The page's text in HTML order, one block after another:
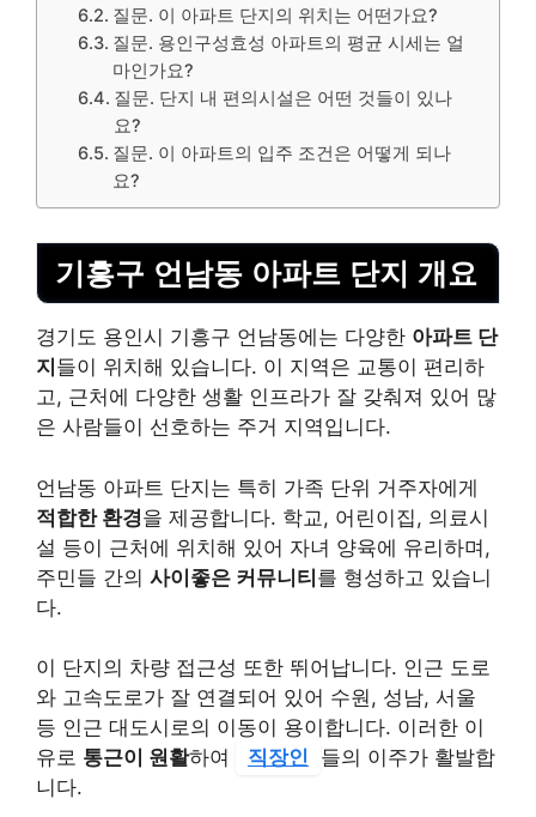
질문. 이 아파트 단지의 위치는 어떤가요?
질문. 용인구성효성 아파트의 평균 시세는 얼
마인가요?
질문. 단지 내 편의시설은 어떤 것들이 있나
요?
질문. 이 아파트의 입주 조건은 어떻게 되나
요?
기흥구 언남동 아파트 단지 개요
경기도 용인시 기흥구 언남동에는 다양한 아파트 단
지 들이 위치해 있습니다. 이 지역은 교통이 편리하
고, 근처에 다양한 생활 인프라가 잘 갖춰져 있어 많
은 사람들이 선호하는 주거 지역입니다.
언남동 아파트 단지는 특히 가족 단위 거주자에게
적합한 환경을 제공합니다. 학교, 어린이집, 의료시
설 등이 근처에 위치해 있어 자녀 양육에 유리하며,
주민들 간의 사이좋은 커뮤니티를 형성하고 있습니
다.
이 단지의 차량 접근성 또한 뛰어납니다. 인근 도로
와 고속도로가 잘 연결되어 있어 수원, 성남, 서울
등 인근 대도시로의 이동이 용이합니다. 이러한 이
유로 통근이 원활하여 직장인
들의 이주가 활발합
니다.